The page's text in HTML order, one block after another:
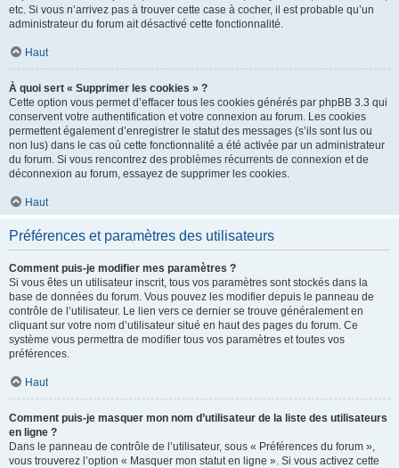
etc. Si vous n’arrivez pas à trouver cette case à cocher, il est probable qu’un
administrateur du forum ait désactivé cette fonctionnalité.
Haut
À quoi sert « Supprimer les cookies » ?
Cette option vous permet d’effacer tous les cookies générés par phpBB 3.3 qui
conservent votre authentification et votre connexion au forum. Les cookies
permettent également d’enregistrer le statut des messages (s’ils sont lus ou
non lus) dans le cas où cette fonctionnalité a été activée par un administrateur
du forum. Si vous rencontrez des problèmes récurrents de connexion et de
déconnexion au forum, essayez de supprimer les cookies.
Haut
Préférences et paramètres des utilisateurs
Comment puis-je modifier mes paramètres ?
Si vous êtes un utilisateur inscrit, tous vos paramètres sont stockés dans la
base de données du forum. Vous pouvez les modifier depuis le panneau de
contrôle de l’utilisateur. Le lien vers ce dernier se trouve généralement en
cliquant sur votre nom d’utilisateur situé en haut des pages du forum. Ce
système vous permettra de modifier tous vos paramètres et toutes vos
préférences.
Haut
Comment puis-je masquer mon nom d’utilisateur de la liste des utilisateurs
en ligne ?
Dans le panneau de contrôle de l’utilisateur, sous « Préférences du forum »,
vous trouverez l’option « Masquer mon statut en ligne ». Si vous activez cette